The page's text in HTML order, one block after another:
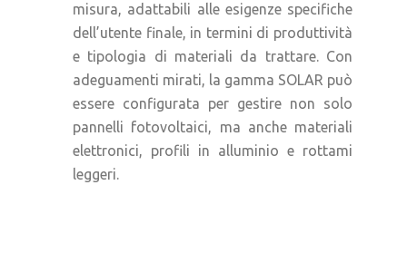
misura, adattabili alle esigenze specifiche
dell’utente finale, in termini di produttività
e tipologia di materiali da trattare. Con
adeguamenti mirati, la gamma SOLAR può
essere configurata per gestire non solo
pannelli fotovoltaici, ma anche materiali
elettronici, profili in alluminio e rottami
leggeri.